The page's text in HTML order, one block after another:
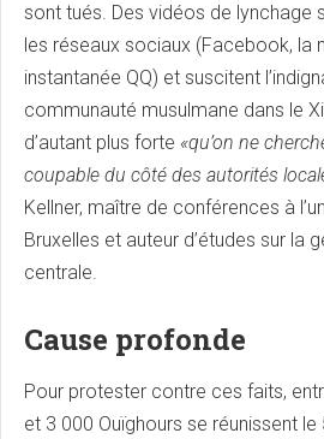
sont tués. Des vidéos de lynchage
les réseaux sociaux (Facebook, la
instantanée QQ) et suscitent
communauté musulmane dans le
d’autant plus forte «qu’on ne
coupable du côté des autorités
Kellner, maître de conférences à
Bruxelles et auteur d’études sur la
centrale.
Cause profonde
Pour protester contre ces faits,
et 3 000 Ouïghours se réunissent le